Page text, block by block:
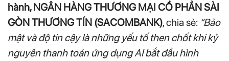
hành, NGÂN HÀNG THƯƠNG MẠI CỔ PHẦN SÀI
GÒN THƯƠNG TÍN (SACOMBANK), chia sẻ: “Bảo
mật và độ tin cậy là những yếu tố then chốt khi kỷ
nguyên thanh toán ứng dụng AI bắt đầu hình